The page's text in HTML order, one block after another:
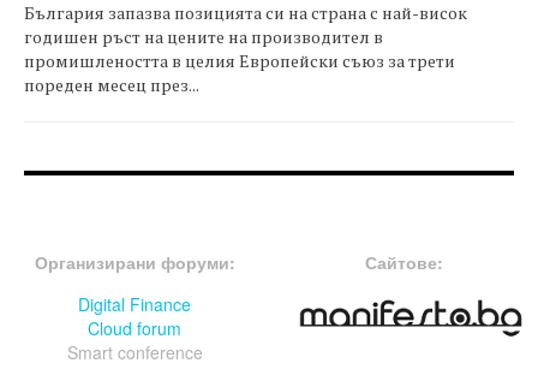
България запазва позицията си на страна с най-висок
годишен ръст на цените на производител в
промишлеността в целия Европейски съюз за трети
пореден месец през...
Организирани форуми:
Digital Finance
Cloud forum
Smart conference
Сайтове: